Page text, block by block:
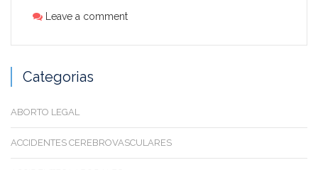
Leave a comment
Categorias
ABORTO LEGAL
ACCIDENTES CEREBROVASCULARES